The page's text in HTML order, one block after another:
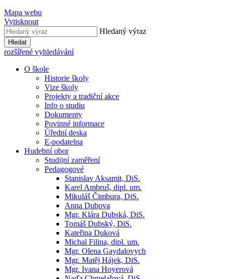
Mapa webu
Vytisknout
Hledaný výraz
Hledat
rozšířené vyhledávání
O škole
Historie školy
Vize školy
Projekty a tradiční akce
Info o studiu
Dokumenty
Povinné informace
Úřední deska
E-podatelna
Hudební obor
Studijní zaměření
Pedagogové
Stanislav Aksamit, DiS.
Karel Ambruš, dipl. um.
Mikuláš Čimbura, DiS.
Anna Dubova
Mgr. Klára Dubská, DiS.
Tomáš Dubský, DiS.
Kateřina Duková
Michal Filina, dipl. um.
Mgr. Olena Gaydalovych
Mgr. Matěj Hájek, DiS.
Mgr. Ivana Hoyerová